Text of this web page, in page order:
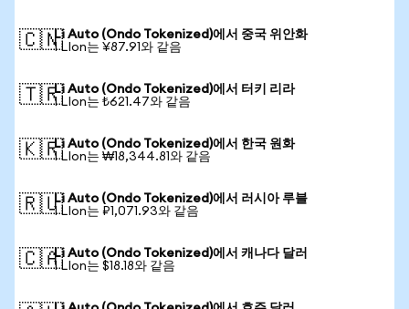
🇨🇳Li Auto (Ondo Tokenized)에서 중국 위안화
1 LIon는 ¥87.91와 같음
🇹🇷Li Auto (Ondo Tokenized)에서 터키 리라
1 LIon는 ₺621.47와 같음
🇰🇷Li Auto (Ondo Tokenized)에서 한국 원화
1 LIon는 ₩18,344.81와 같음
🇷🇺Li Auto (Ondo Tokenized)에서 러시아 루블
1 LIon는 ₽1,071.93와 같음
🇨🇦Li Auto (Ondo Tokenized)에서 캐나다 달러
1 LIon는 $18.18와 같음